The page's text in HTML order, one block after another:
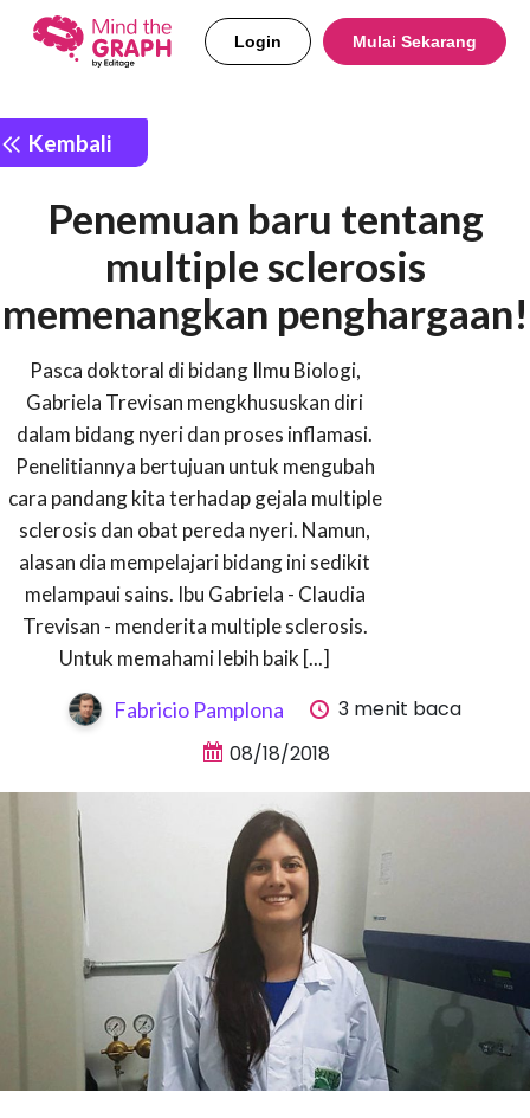
Login Mulai Sekarang
Kembali
Penemuan baru tentang
multiple sclerosis
memenangkan penghargaan!
Pasca doktoral di bidang Ilmu Biologi,
Gabriela Trevisan mengkhususkan diri
dalam bidang nyeri dan proses inflamasi.
Penelitiannya bertujuan untuk mengubah
cara pandang kita terhadap gejala multiple
sclerosis dan obat pereda nyeri. Namun,
alasan dia mempelajari bidang ini sedikit
melampaui sains. Ibu Gabriela - Claudia
Trevisan - menderita multiple sclerosis.
Untuk memahami lebih baik [...]
Fabricio Pamplona
3 menit baca
08/18/2018